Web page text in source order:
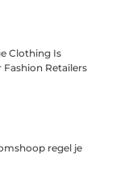
Clothing Is
Retailers
regel je